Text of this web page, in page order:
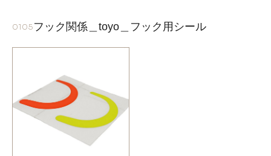
0105フック関係＿toyo＿フック用シール